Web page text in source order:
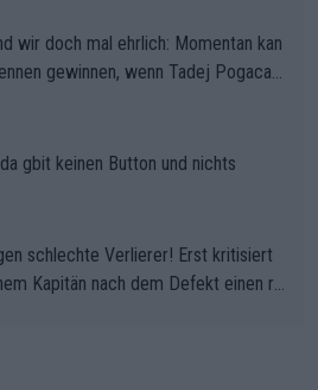
wir doch mal ehrlich: Momentan kan
gewinnen, wenn Tadej Pogacar
gbit keinen Button und nichts
schlechte Verlierer! Erst kritisiert
Kapitän nach dem Defekt einen ro